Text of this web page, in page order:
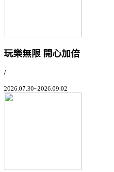
玩樂無限 開心加倍
/
2026.07.30~2026.09.02